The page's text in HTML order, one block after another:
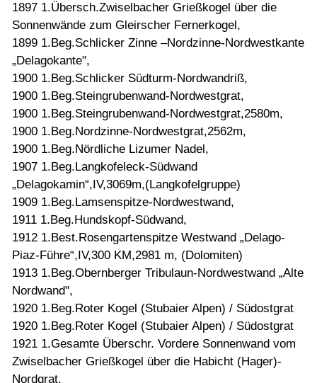
1897 1.Übersch.Zwiselbacher Grießkogel über die
Sonnenwände zum Gleirscher Fernerkogel,
1899 1.Beg.Schlicker Zinne –Nordzinne-Nordwestkante
„Delagokante",
1900 1.Beg.Schlicker Südturm-Nordwandriß,
1900 1.Beg.Steingrubenwand-Nordwestgrat,
1900 1.Beg.Steingrubenwand-Nordwestgrat,2580m,
1900 1.Beg.Nordzinne-Nordwestgrat,2562m,
1900 1.Beg.Nördliche Lizumer Nadel,
1907 1.Beg.Langkofeleck-Südwand
„Delagokamin“,IV,3069m,(Langkofelgruppe)
1909 1.Beg.Lamsenspitze-Nordwestwand,
1911 1.Beg.Hundskopf-Südwand,
1912 1.Best.Rosengartenspitze Westwand „Delago-
Piaz-Führe“,IV,300 KM,2981 m, (Dolomiten)
1913 1.Beg.Obernberger Tribulaun-Nordwestwand „Alte
Nordwand",
1920 1.Beg.Roter Kogel (Stubaier Alpen) / Südostgrat
1920 1.Beg.Roter Kogel (Stubaier Alpen) / Südostgrat
1921 1.Gesamte Überschr. Vordere Sonnenwand vom
Zwiselbacher Grießkogel über die Habicht (Hager)-
Nordgrat,